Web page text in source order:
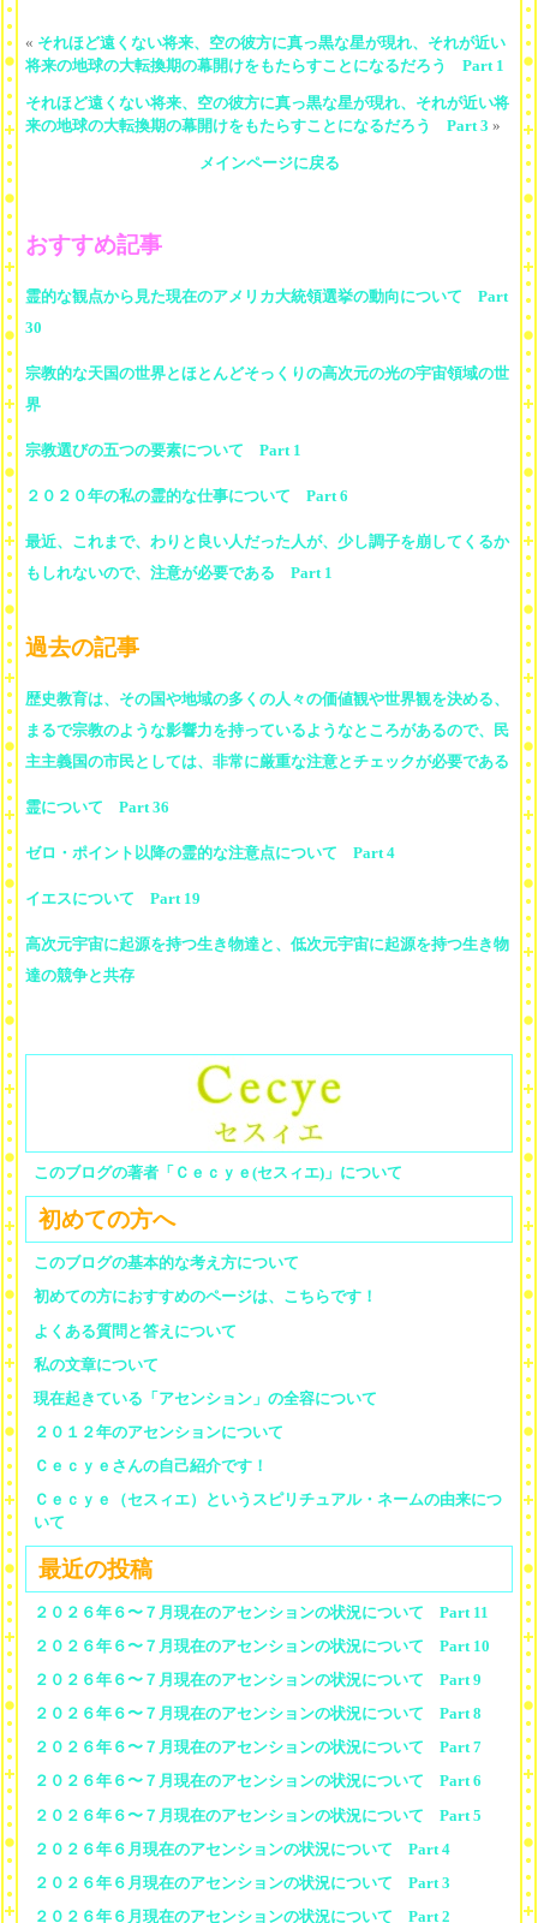
« それほど遠くない将来、空の彼方に真っ黒な星が現れ、それが近い
将来の地球の大転換期の幕開けをもたらすことになるだろう Part 1
それほど遠くない将来、空の彼方に真っ黒な星が現れ、それが近い将
来の地球の大転換期の幕開けをもたらすことになるだろう Part 3 »
メインページに戻る
おすすめ記事
霊的な観点から見た現在のアメリカ大統領選挙の動向について Part
30
宗教的な天国の世界とほとんどそっくりの高次元の光の宇宙領域の世
界
宗教選びの五つの要素について Part 1
２０２０年の私の霊的な仕事について Part 6
最近、これまで、わりと良い人だった人が、少し調子を崩してくるか
もしれないので、注意が必要である Part 1
過去の記事
歴史教育は、その国や地域の多くの人々の価値観や世界観を決める、
まるで宗教のような影響力を持っているようなところがあるので、民
主主義国の市民としては、非常に厳重な注意とチェックが必要である
霊について Part 36
ゼロ・ポイント以降の霊的な注意点について Part 4
イエスについて Part 19
高次元宇宙に起源を持つ生き物達と、低次元宇宙に起源を持つ生き物
達の競争と共存
このブログの著者「Ｃｅｃｙｅ(セスィエ)」について
初めての方へ
このブログの基本的な考え方について
初めての方におすすめのページは、こちらです！
よくある質問と答えについて
私の文章について
現在起きている「アセンション」の全容について
２０１２年のアセンションについて
Ｃｅｃｙｅさんの自己紹介です！
Ｃｅｃｙｅ（セスィエ）というスピリチュアル・ネームの由来につ
いて
最近の投稿
２０２６年６〜７月現在のアセンションの状況について Part 11
２０２６年６〜７月現在のアセンションの状況について Part 10
２０２６年６〜７月現在のアセンションの状況について Part 9
２０２６年６〜７月現在のアセンションの状況について Part 8
２０２６年６〜７月現在のアセンションの状況について Part 7
２０２６年６〜７月現在のアセンションの状況について Part 6
２０２６年６〜７月現在のアセンションの状況について Part 5
２０２６年６月現在のアセンションの状況について Part 4
２０２６年６月現在のアセンションの状況について Part 3
２０２６年６月現在のアセンションの状況について Part 2